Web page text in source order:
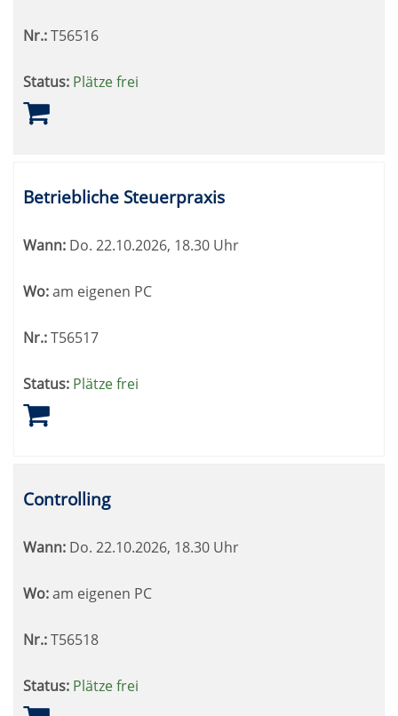
Nr.:T56516
Status: Plätze frei
Betriebliche Steuerpraxis
Wann: Do. 22.10.2026, 18.30 Uhr
Wo:am eigenen PC
Nr.:T56517
Status: Plätze frei
Controlling
Wann: Do. 22.10.2026, 18.30 Uhr
Wo:am eigenen PC
Nr.:T56518
Status: Plätze frei